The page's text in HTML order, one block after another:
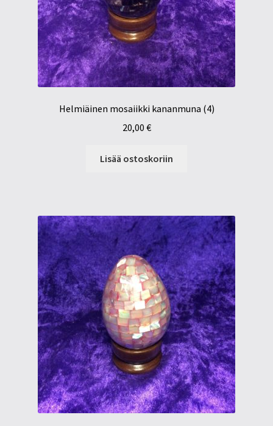
Helmiäinen mosaiikki kananmuna (4)
20,00 €
Lisää ostoskoriin